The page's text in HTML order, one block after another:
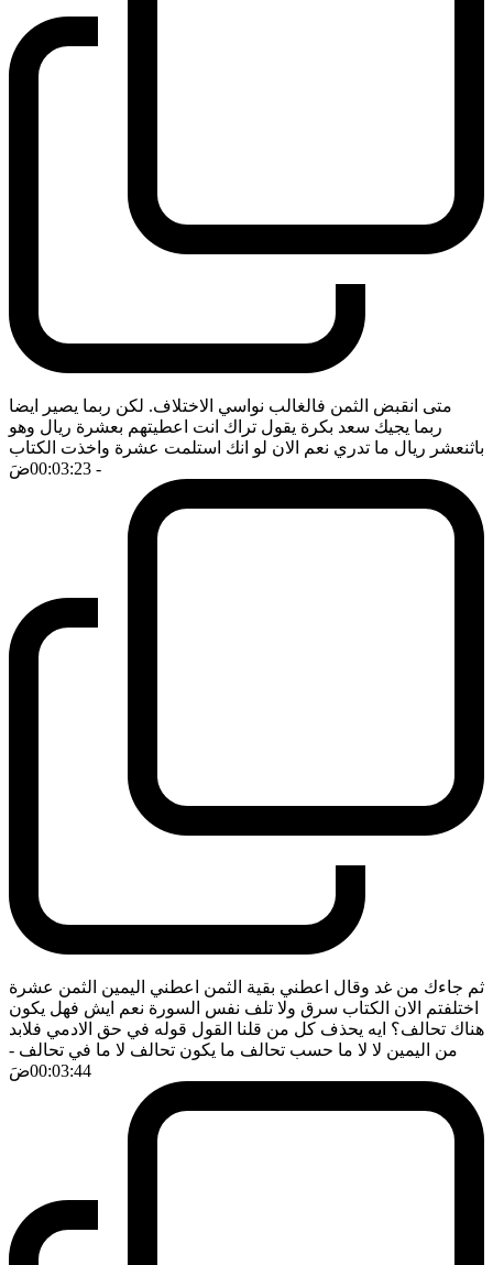
متى انقبض الثمن فالغالب نواسي الاختلاف. لكن ربما يصير ايضا
ربما يجيك سعد بكرة يقول تراك انت اعطيتهم بعشرة ريال وهو
باثنعشر ريال ما تدري نعم الان لو انك استلمت عشرة واخذت الكتاب
- 00:03:23
ضَ
ثم جاءك من غد وقال اعطني بقية الثمن اعطني اليمين الثمن عشرة
اختلفتم الان الكتاب سرق ولا تلف نفس السورة نعم ايش فهل يكون
هناك تحالف؟ ايه يحذف كل من قلنا القول قوله في حق الادمي فلابد
من اليمين لا لا ما حسب تحالف ما يكون تحالف لا ما في تحالف -
00:03:44ضَ